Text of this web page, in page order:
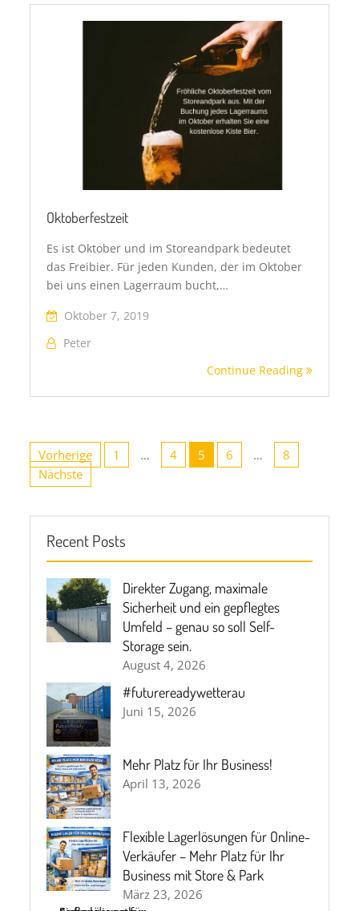
Oktoberfestzeit
Es ist Oktober und im Storeandpark bedeutet
das Freibier. Für jeden Kunden, der im Oktober
bei uns einen Lagerraum bucht,…
Oktober 7, 2019
Peter
Continue Reading
Seitennummerierung
der
Beiträge
Vorherige 1 … 4 5 6 …
8
Nächste
Recent Posts
Direkter Zugang, maximale
Sicherheit und ein gepflegtes
Umfeld – genau so soll Self-
Storage sein.
August 4, 2026
#futurereadywetterau
Juni 15, 2026
Mehr Platz für Ihr Business!
April 13, 2026
Flexible Lagerlösungen für Online-
Verkäufer – Mehr Platz für Ihr
Business mit Store & Park
März 23, 2026